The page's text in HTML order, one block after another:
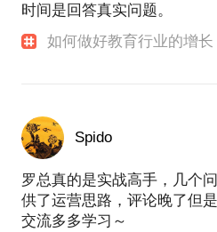
时间是回答真实问题。
如何做好教育行业的增长
Spido
罗总真的是实战高手，几个
供了运营思路，评论晚了但
交流多多学习～